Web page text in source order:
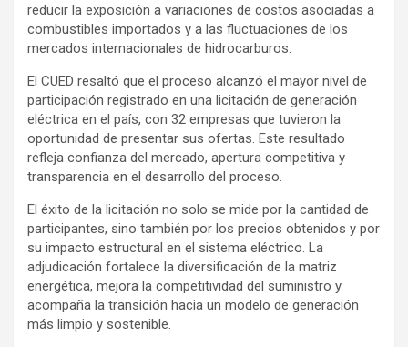
reducir la exposición a variaciones de costos asociadas a
combustibles importados y a las fluctuaciones de los
mercados internacionales de hidrocarburos.
El CUED resaltó que el proceso alcanzó el mayor nivel de
participación registrado en una licitación de generación
eléctrica en el país, con 32 empresas que tuvieron la
oportunidad de presentar sus ofertas. Este resultado
refleja confianza del mercado, apertura competitiva y
transparencia en el desarrollo del proceso.
El éxito de la licitación no solo se mide por la cantidad de
participantes, sino también por los precios obtenidos y por
su impacto estructural en el sistema eléctrico. La
adjudicación fortalece la diversificación de la matriz
energética, mejora la competitividad del suministro y
acompaña la transición hacia un modelo de generación
más limpio y sostenible.